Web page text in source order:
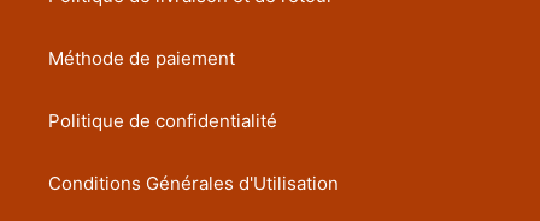
Méthode de paiement
Politique de confidentialité
Conditions Générales d'Utilisation